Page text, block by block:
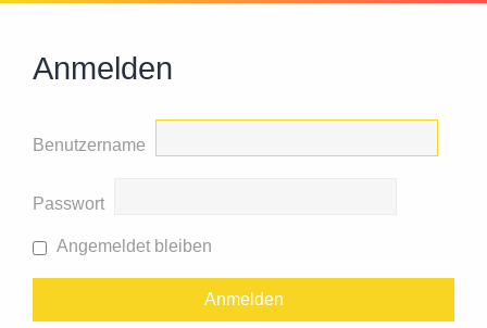
Anmelden
Benutzername
Passwort
Angemeldet bleiben